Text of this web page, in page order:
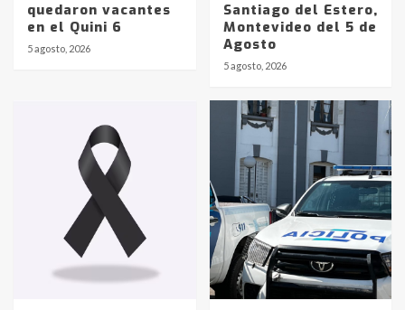
quedaron vacantes
en el Quini 6
5 agosto, 2026
Santiago del Estero,
Montevideo del 5 de
Agosto
5 agosto, 2026
Identidad de los adolescentes
pampeanos que fueron
en la mañana del lunes
Accidente en Ruta 5: falleció un
joven de Trenque Lauquen
Los precios de los combustibles en
La Pampa, desde YPF hasta Axion
entre 857 a 1338 pesos